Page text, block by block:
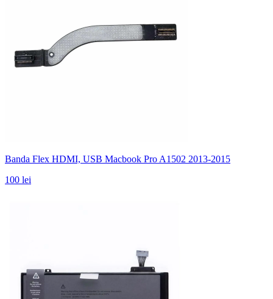
Banda Flex HDMI, USB Macbook Pro A1502 2013-2015
100 lei